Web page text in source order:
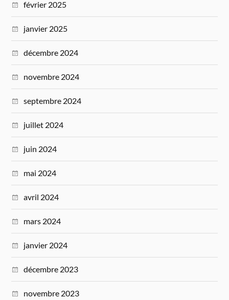
février 2025
janvier 2025
décembre 2024
novembre 2024
septembre 2024
juillet 2024
juin 2024
mai 2024
avril 2024
mars 2024
janvier 2024
décembre 2023
novembre 2023